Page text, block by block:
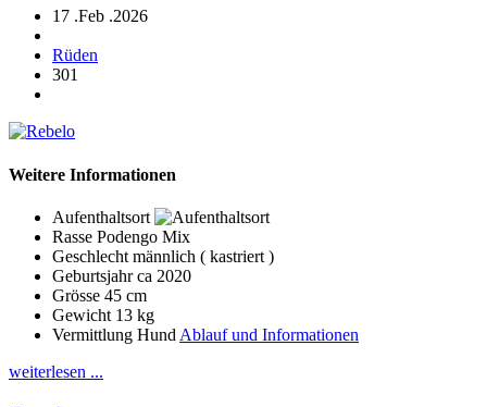
17 .Feb .2026
Rüden
301
Weitere Informationen
Aufenthaltsort
Rasse Podengo Mix
Geschlecht männlich ( kastriert )
Geburtsjahr ca 2020
Grösse 45 cm
Gewicht 13 kg
Vermittlung Hund Ablauf und Informationen
weiterlesen ...